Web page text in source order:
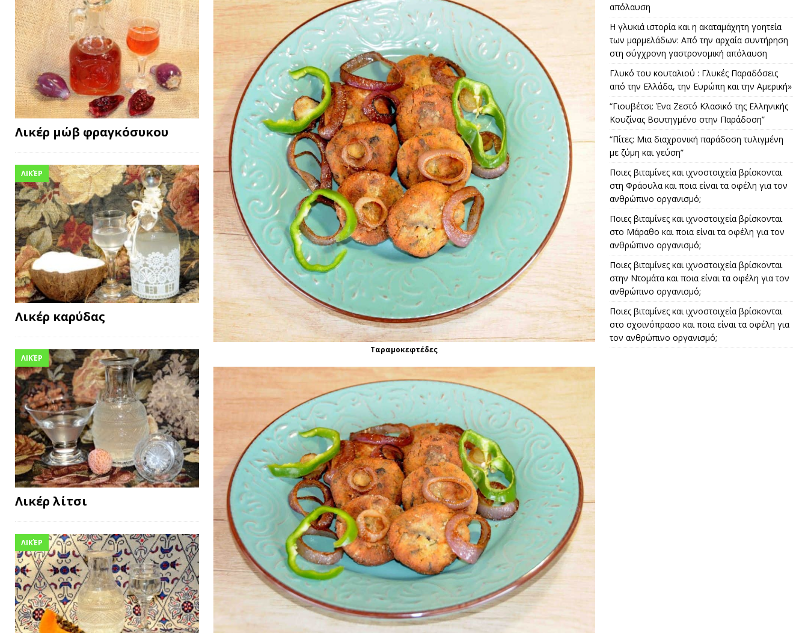
Ταραμοκεφτέδες
Λικέρ μώβ φραγκόσυκου
ΛΙΚΈΡ
Λικέρ καρύδας
ΛΙΚΈΡ
Λικέρ λίτσι
ΛΙΚΈΡ
απόλαυση
Η γλυκιά ιστορία και η ακαταμάχητη γοητεία
των μαρμελάδων: Από την αρχαία συντήρηση
στη σύγχρονη γαστρονομική απόλαυση
Γλυκό του κουταλιού : Γλυκές Παραδόσεις
από την Ελλάδα, την Ευρώπη και την Αμερική»
“Γιουβέτσι: Ένα Ζεστό Κλασικό της Ελληνικής
Κουζίνας Βουτηγμένο στην Παράδοση”
“Πίτες: Μια διαχρονική παράδοση τυλιγμένη
με ζύμη και γεύση”
Ποιες βιταμίνες και ιχνοστοιχεία βρίσκονται
στη Φράουλα και ποια είναι τα οφέλη για τον
ανθρώπινο οργανισμό;
Ποιες βιταμίνες και ιχνοστοιχεία βρίσκονται
στο Μάραθο και ποια είναι τα οφέλη για τον
ανθρώπινο οργανισμό;
Ποιες βιταμίνες και ιχνοστοιχεία βρίσκονται
στην Ντομάτα και ποια είναι τα οφέλη για τον
ανθρώπινο οργανισμό;
Ποιες βιταμίνες και ιχνοστοιχεία βρίσκονται
στο σχοινόπρασο και ποια είναι τα οφέλη για
τον ανθρώπινο οργανισμό;